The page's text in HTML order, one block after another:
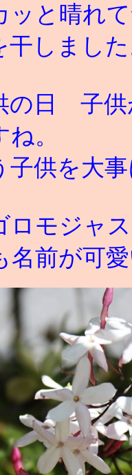
ッと晴れ
干しまし
の日 子供
。
子供を大
ロモジャ
名前が可